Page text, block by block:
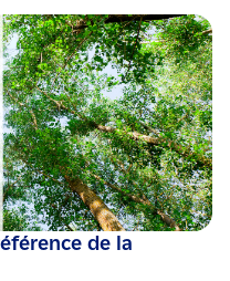
de la